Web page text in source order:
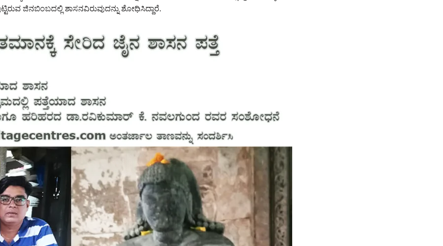
ಜಿನಬಿಂಬದಲ್ಲಿ ಶಾಸನವಿರುವುದನ್ನು ಶೋಧಿಸಿದ್ದಾರೆ.